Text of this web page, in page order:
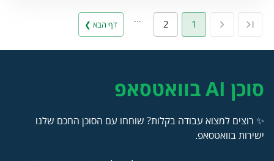
1
2 דף הבא ❯
סוכן AI בוואטסאפ
✨ רוצים למצוא עבודה בקלות? שוחחו עם הסוכן החכם שלנו
ישירות בוואטסאפ.